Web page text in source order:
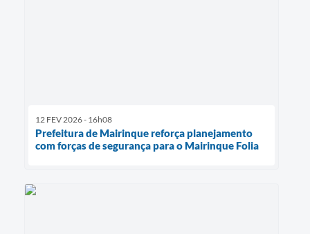
12 FEV 2026 - 16h08
Prefeitura de Mairinque reforça planejamento
com forças de segurança para o Mairinque Folia